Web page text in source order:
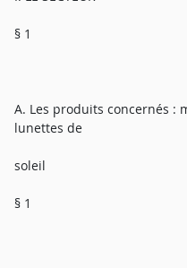
§ 1
A. Les produits concernés :
lunettes de
soleil
§ 1